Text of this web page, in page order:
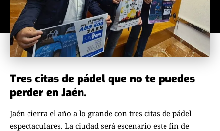
Tres citas de pádel que no te puedes
perder en Jaén.
Jaén cierra el año a lo grande con tres citas de pádel
espectaculares. La ciudad será escenario este fin de